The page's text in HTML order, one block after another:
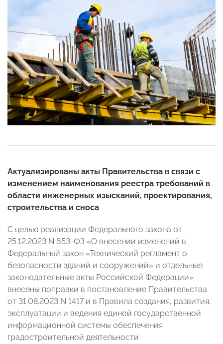
Актуализированы акты Правительства в связи с
изменением наименования реестра требований в
области инженерных изысканий, проектирования,
строительства и сноса
С целью реализации Федерального закона от
25.12.2023 N 653-ФЗ «О внесении изменений в
Федеральный закон «Технический регламент о
безопасности зданий и сооружений» и отдельные
законодательные акты Российской Федерации»
внесены поправки в постановление Правительства
от 31.08.2023 N 1417 и в Правила создания, развития,
эксплуатации и ведения единой государственной
информационной системы обеспечения
градостроительной деятельности